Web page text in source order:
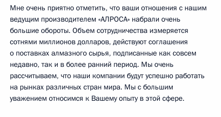
Мне очень приятно отметить, что ваши отношения с нашим
ведущим производителем «АЛРОСА» набрали очень
большие обороты. Объем сотрудничества измеряется
сотнями миллионов долларов, действуют соглашения
о поставках алмазного сырья, подписанные как совсем
недавно, так и в более ранний период. Мы очень
рассчитываем, что наши компании будут успешно работать
на рынках различных стран мира. Мы с большим
уважением относимся к Вашему опыту в этой сфере.